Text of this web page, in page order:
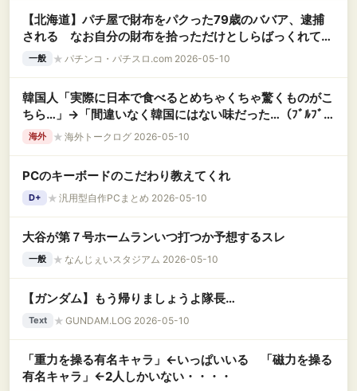
【北海道】パチ屋で財布をパクった79歳のババア、逮捕
される なお自分の財布を拾っただけとしらばっくれてい
る模様
一般 ★ パチンコ・パチスロ.com 2026-05-10
韓国人「実際に日本で食べるとめちゃくちゃ驚くものがこ
ちら…」→「間違いなく韓国にはない味だった…（ﾌﾞﾙﾌﾞ
ﾙ」＝韓国の反応
海外 ★ 海外トークログ 2026-05-10
PCのキーボードのこだわり教えてくれ
D+ ★ 汎用型自作PCまとめ 2026-05-10
大谷が第７号ホームランいつ打つか予想するスレ
一般 ★ なんじぇいスタジアム 2026-05-10
【ガンダム】もう帰りましょうよ隊長…
Text ★ GUNDAM.LOG 2026-05-10
「重力を操る有名キャラ」←いっぱいいる 「磁力を操る
有名キャラ」←2人しかいない・・・・